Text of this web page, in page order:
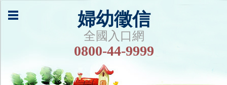
婦幼徵信
全國入口網
0800-44-9999